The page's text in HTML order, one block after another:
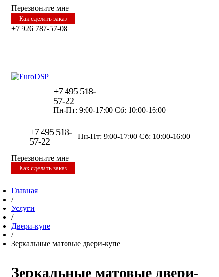
Перезвоните мне
Как сделать заказ
+7 926 787-57-08
+7 495 518-
57-22
Пн-Пт: 9:00-17:00 Сб: 10:00-16:00
+7 495 518-
57-22
Пн-Пт: 9:00-17:00 Сб: 10:00-16:00
Перезвоните мне
Как сделать заказ
Главная
/
Услуги
/
Двери-купе
/
Зеркальные матовые двери-купе
Зеркальные матовые двери-